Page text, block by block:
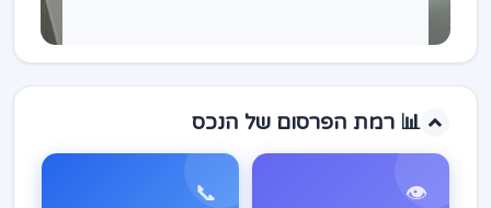
📊 רמת הפרסום של הנכס
👁️
📞